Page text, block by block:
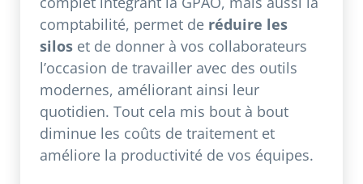
comptabilité, permet de réduire les
siloset de donner à vos collaborateurs
l’occasion de travailler avec des outils
modernes, améliorant ainsi leur
quotidien. Tout cela mis bout à bout
diminue les coûts de traitement et
améliore la productivité de vos équipes.